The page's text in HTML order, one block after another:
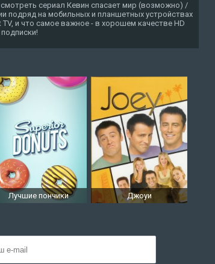
сериал Кевин спасает мир (возможно) /
подряд на мобильных и планшетных устройствах
и что самое важное - в хорошем качестве HD
Лучшие пончики Джоуи